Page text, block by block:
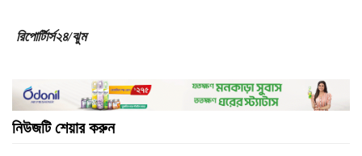
রিপোর্টিার্স২৪/ঝুম
নিউজটি শেয়ার করুন